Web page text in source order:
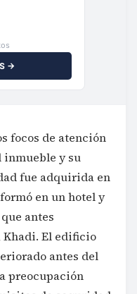
→
focos de atención
inmueble y su
fue adquirida en
en un hotel y
antes
El edificio
antes del
preocupación